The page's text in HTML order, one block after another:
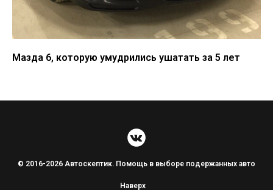
Мазда 6, которую умудрились ушатать за 5 лет
© 2016-2026 Автоскептик. Помощь в выборе подержанных авто
Наверх